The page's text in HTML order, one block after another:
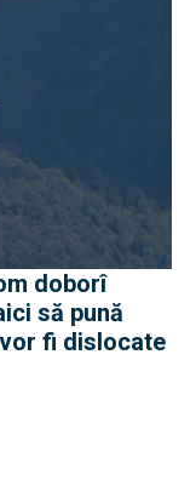
doborî
să pună
fi dislocate